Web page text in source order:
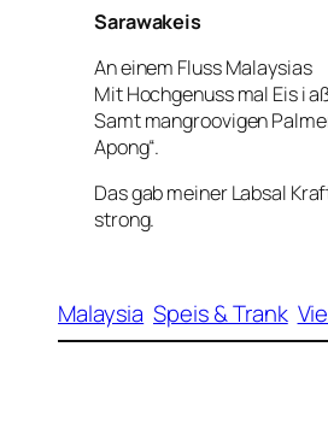
Sarawakeis
An einem Fluss Malaysias
Mit Hochgenuss mal Eis i
Samt mangroovigen
Apong“.
Das gab meiner Labsal
strong.
Malaysia Speis & Trank